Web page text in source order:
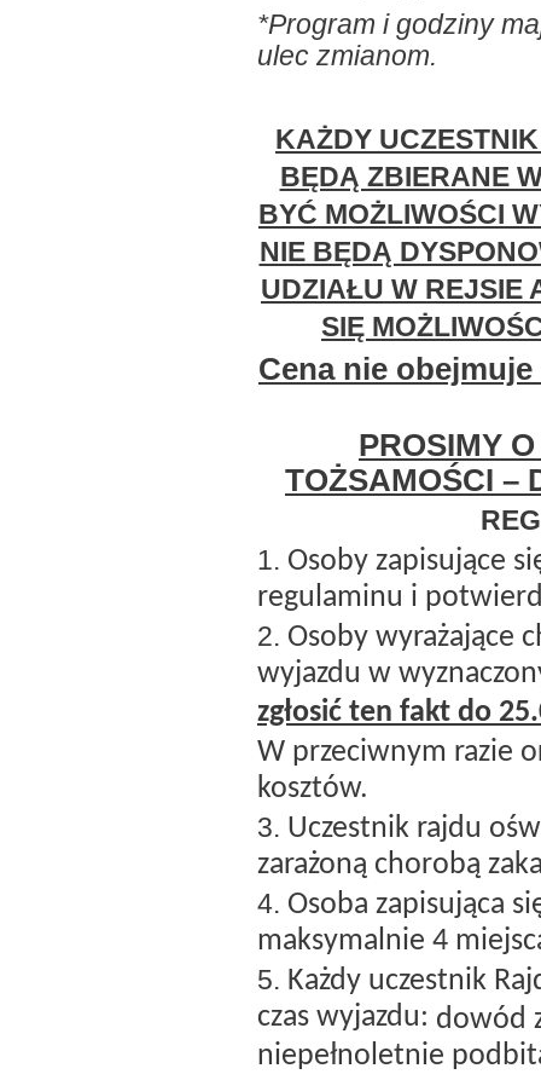
*Program i godziny
ulec zmianom.
KAŻDY
BĘDĄ ZBIERANE
BYĆ MOŻLIWOŚCI
NIE BĘDĄ
UDZIAŁU W REJSIE
SIĘ
Cena nie
PROSIMY
TOŻSAMOŚCI –
Osoby zapisujące
regulaminu i
Osoby wyrażające
wyjazdu w
zgłosić ten fakt do
W przeciwnym razie
kosztów.
Uczestnik rajdu
zarażoną chorobą
Osoba zapisująca
maksymalnie 4
Każdy uczestnik
czas wyjazdu: dowód
niepełnoletnie